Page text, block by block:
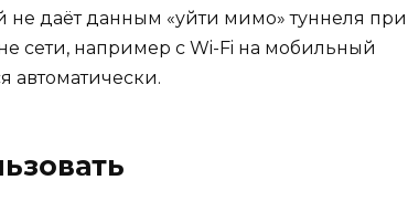
не даёт данным «уйти мимо» туннеля при
сети, например с Wi-Fi на мобильный
автоматически.